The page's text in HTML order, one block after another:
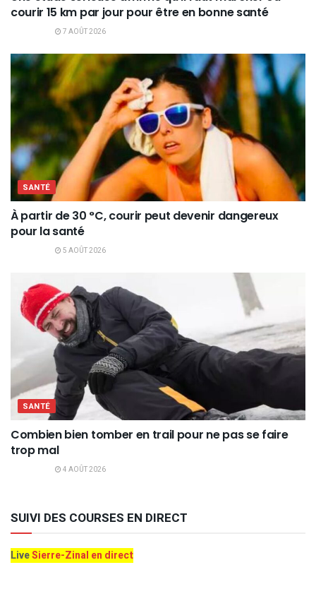
courir 15 km par jour pour être en bonne santé
7 AOÛT 2026
SANTÉ
À partir de 30 °C, courir peut devenir dangereux
pour la santé
5 AOÛT 2026
SANTÉ
Combien bien tomber en trail pour ne pas se faire
trop mal
4 AOÛT 2026
SUIVI DES COURSES EN DIRECT
LiveSierre-Zinal en direct